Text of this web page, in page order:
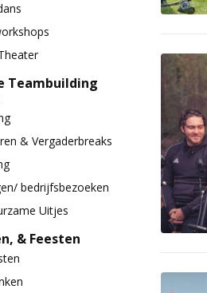
Teambuilding
& Vergaderbreaks
bedrijfsbezoeken
Uitjes
& Feesten